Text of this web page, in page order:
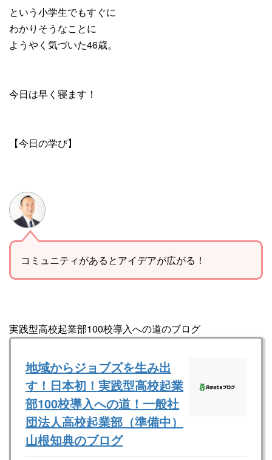
という小学生でもすぐに
わかりそうなことに
ようやく気づいた46歳。
今日は早く寝ます！
【今日の学び】
コミュニティがあるとアイデアが広がる！
実践型高校起業部100校導入への道のブログ
地域からジョブズを生み出
す！日本初！実践型高校起業
部100校導入への道！一般社
団法人高校起業部（準備中）
山根知典のブログ